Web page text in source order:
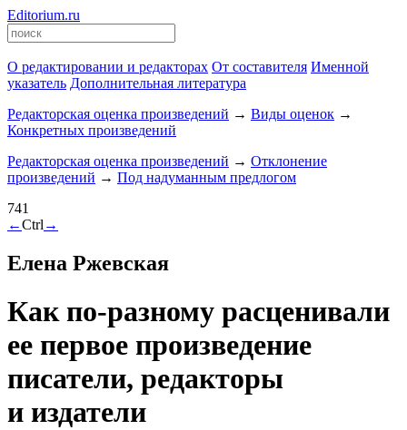
Editorium.ru
О редактировании и редакторах От составителя Именной
указатель Дополнительная литература
Редакторская оценка произведений → Виды оценок →
Конкретных произведений
Редакторская оценка произведений → Отклонение
произведений → Под надуманным предлогом
741
←Ctrl →
Елена Ржевская
Как по-разному расценивали
ее первое произведение
писатели, редакторы
и издатели